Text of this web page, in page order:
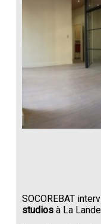
SOCOREBAT
studiosà La